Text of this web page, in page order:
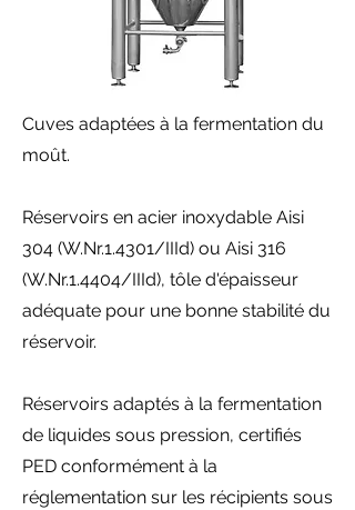
Cuves adaptées à la fermentation du
moût.
Réservoirs en acier inoxydable Aisi
304 (W.Nr.1.4301/IIId) ou Aisi 316
(W.Nr.1.4404/IIId), tôle d'épaisseur
adéquate pour une bonne stabilité du
réservoir.
Réservoirs adaptés à la fermentation
de liquides sous pression, certifiés
PED conformément à la
réglementation sur les récipients sous